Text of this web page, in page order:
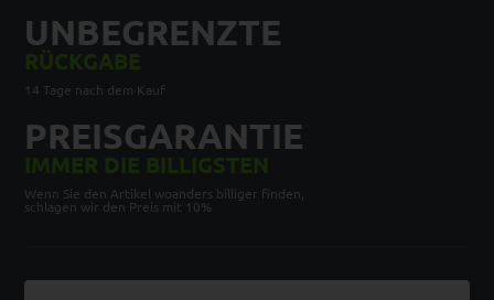
UNBEGRENZTE
RÜCKGABE
14 Tage nach dem Kauf
PREISGARANTIE
IMMER DIE BILLIGSTEN
Wenn Sie den Artikel woanders billiger finden,
schlagen wir den Preis mit 10%